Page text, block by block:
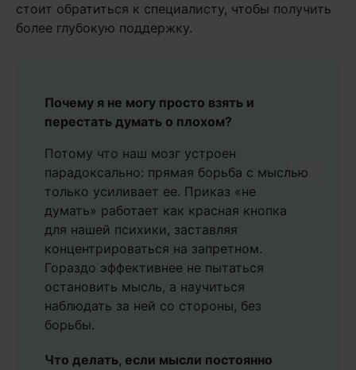
стоит обратиться к специалисту, чтобы получить
более глубокую поддержку.
Почему я не могу просто взять и
перестать думать о плохом?
Потому что наш мозг устроен
парадоксально: прямая борьба с мыслью
только усиливает ее. Приказ «не
думать» работает как красная кнопка
для нашей психики, заставляя
концентрироваться на запретном.
Гораздо эффективнее не пытаться
остановить мысль, а научиться
наблюдать за ней со стороны, без
борьбы.
Что делать, если мысли постоянно